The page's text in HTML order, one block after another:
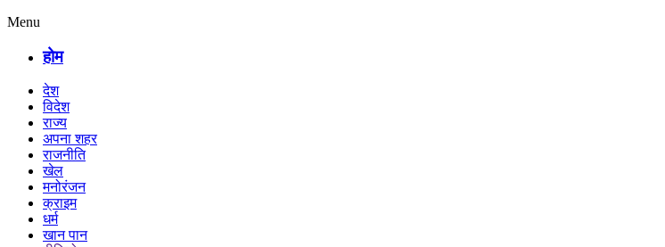
Menu
होम
देश
विदेश
राज्य
अपना शहर
राजनीति
खेल
मनोरंजन
क्राइम
धर्म
खान पान